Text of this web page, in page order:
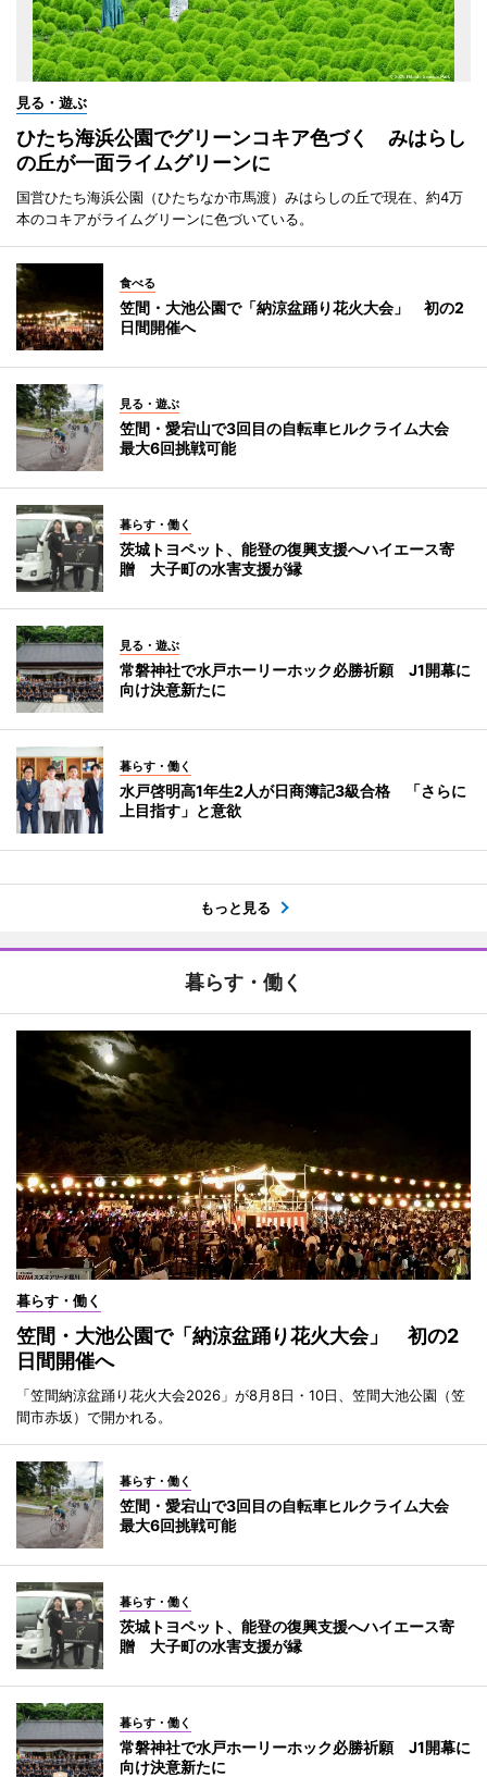
見る・遊ぶ
ひたち海浜公園でグリーンコキア色づく みはらし
の丘が一面ライムグリーンに
国営ひたち海浜公園（ひたちなか市馬渡）みはらしの丘で現在、約4万
本のコキアがライムグリーンに色づいている。
食べる
笠間・大池公園で「納涼盆踊り花火大会」 初の2
日間開催へ
見る・遊ぶ
笠間・愛宕山で3回目の自転車ヒルクライム大会
最大6回挑戦可能
暮らす・働く
茨城トヨペット、能登の復興支援へハイエース寄
贈 大子町の水害支援が縁
見る・遊ぶ
常磐神社で水戸ホーリーホック必勝祈願 J1開幕に
向け決意新たに
暮らす・働く
水戸啓明高1年生2人が日商簿記3級合格 「さらに
上目指す」と意欲
もっと見る
暮らす・働く
暮らす・働く
笠間・大池公園で「納涼盆踊り花火大会」 初の2
日間開催へ
「笠間納涼盆踊り花火大会2026」が8月8日・10日、笠間大池公園（笠
間市赤坂）で開かれる。
暮らす・働く
笠間・愛宕山で3回目の自転車ヒルクライム大会
最大6回挑戦可能
暮らす・働く
茨城トヨペット、能登の復興支援へハイエース寄
贈 大子町の水害支援が縁
暮らす・働く
常磐神社で水戸ホーリーホック必勝祈願 J1開幕に
向け決意新たに